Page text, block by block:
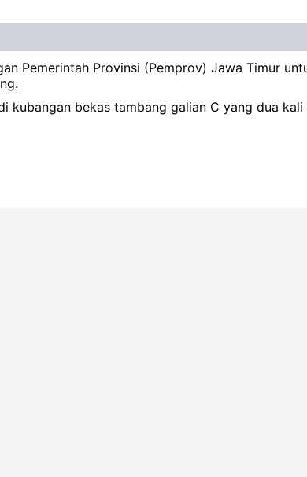
Pemerintah Provinsi (Pemprov) Jawa Timur
kubangan bekas tambang galian C yang dua